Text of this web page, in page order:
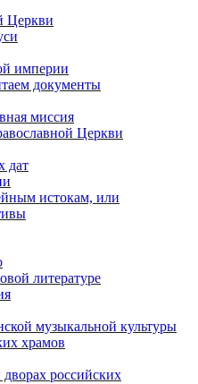
Церкви
империи
документы
миссия
Церкви
дат
истокам, или
литературе
музыкальной культуры
храмов
российских